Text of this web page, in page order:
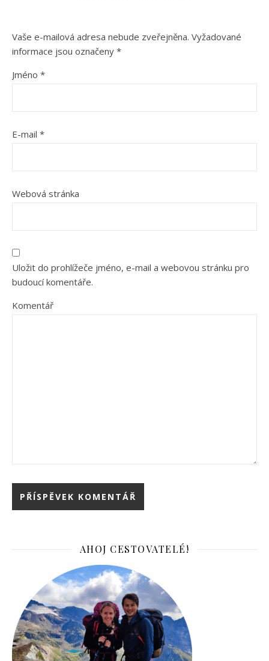
Vaše e-mailová adresa nebude zveřejněna. Vyžadované
informace jsou označeny *
Jméno *
E-mail *
Webová stránka
Uložit do prohlížeče jméno, e-mail a webovou stránku pro
budoucí komentáře.
Komentář
AHOJ CESTOVATELÉ!